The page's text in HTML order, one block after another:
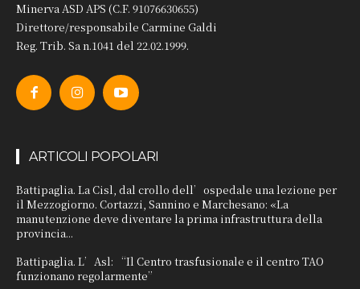
Minerva ASD APS (C.F. 91076630655)
Direttore/responsabile Carmine Galdi
Reg. Trib. Sa n.1041 del 22.02.1999.
ARTICOLI POPOLARI
Battipaglia. La Cisl, dal crollo dell’ospedale una lezione per
il Mezzogiorno. Cortazzi, Sannino e Marchesano: «La
manutenzione deve diventare la prima infrastruttura della
provincia...
Battipaglia. L’Asl: “Il Centro trasfusionale e il centro TAO
funzionano regolarmente”